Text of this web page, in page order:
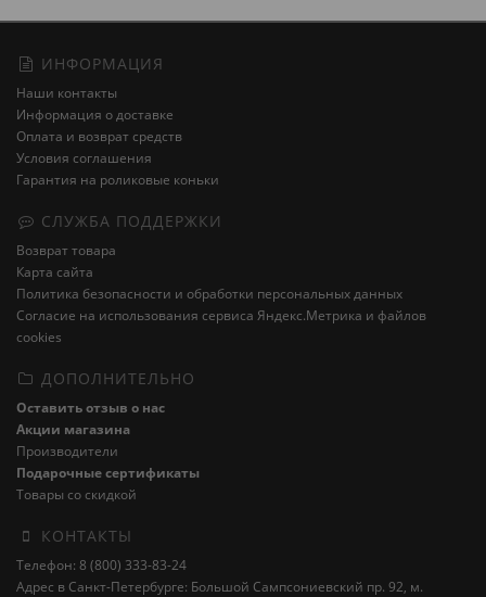
ИНФОРМАЦИЯ
Наши контакты
Информация о доставке
Оплата и возврат средств
Условия соглашения
Гарантия на роликовые коньки
СЛУЖБА ПОДДЕРЖКИ
Возврат товара
Карта сайта
Политика безопасности и обработки персональных данных
Cогласие на использования сервиса Яндекс.Метрика и файлов
cookies
ДОПОЛНИТЕЛЬНО
Оставить отзыв о нас
Акции магазина
Производители
Подарочные сертификаты
Товары со скидкой
КОНТАКТЫ
Телефон: 8 (800) 333-83-24
Адрес в Санкт-Петербурге: Большой Сампсониевский пр. 92, м.